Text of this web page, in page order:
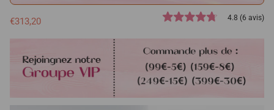
€313,20 4.8 (6 avis)